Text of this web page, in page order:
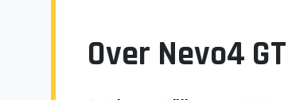
Over Nevo4